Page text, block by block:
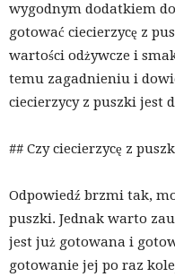
wygodnym dodatkiem
gotować ciecierzycę z
wartości odżywcze i
temu zagadnieniu i
ciecierzycy z puszki jest
## Czy ciecierzycę z
Odpowiedź brzmi tak,
puszki. Jednak warto
jest już gotowana i
gotowanie jej po raz